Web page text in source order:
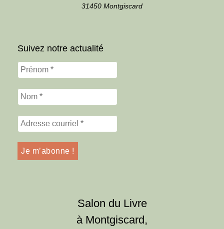
31450 Montgiscard
Suivez notre actualité
Salon du Livre
à Montgiscard,